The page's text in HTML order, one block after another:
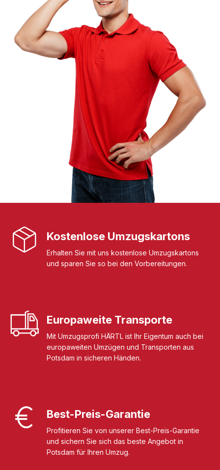
Kostenlose Umzugskartons
Erhalten Sie mit uns kostenlose Umzugskartons
und sparen Sie so bei den Vorbereitungen.
Europaweite Transporte
Mit Umzugsprofi HÄRTL ist Ihr Eigentum auch bei
europaweiten Umzügen und Transporten aus
Potsdam in sicheren Händen.
Best-Preis-Garantie
Profitieren Sie von unserer Best-Preis-Garantie
und sichern Sie sich das beste Angebot in
Potsdam für Ihren Umzug.